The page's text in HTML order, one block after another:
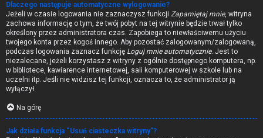
Dlaczego następuje automatyczne wylogowanie?
Jeżeli w czasie logowania nie zaznaczysz funkcji Zapamiętaj mnie, witryna
zachowa informację o tym, że twój pobyt na tej witrynie będzie trwał tylko
określony przez administratora czas. Zapobiega to niewłaściwemu użyciu
twojego konta przez kogoś innego. Aby pozostać zalogowanym/zalogowaną,
podczas logowania zaznacz funkcję Loguj mnie automatycznie. Jest to
niezalecane, jeżeli korzystasz z witryny z ogólnie dostępnego komputera, np.
w bibliotece, kawiarence internetowej, sali komputerowej w szkole lub na
uczelni itp. Jeśli nie widzisz tej funkcji, oznacza to, że administrator ją
wyłączył.
Na górę
Jak działa funkcja “Usuń ciasteczka witryny”?